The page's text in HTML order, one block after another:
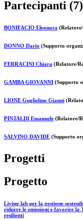
Partecipanti (7)
BONIFACIO Eleonora
DONNO Dario (Supporto
FERRACINI Chiara (Relatore/
GAMBA GIOVANNI (Supporto
LIONE Guglielmo Gianni
PINTALDI Emanuele (Relatore/
SALVINO DAVIDE (Supporto
Progetti
Progetto
Living lab per la gestione
ridurre le emissioni e favorire la
resilienti